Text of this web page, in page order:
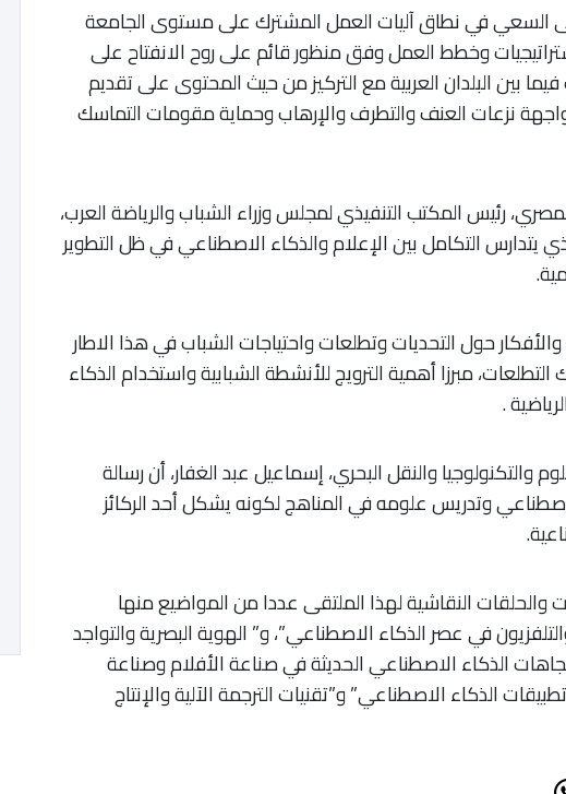
السعي في نطاق آليات العمل المشترك على مستوى الجامعة
وخطط العمل وفق منظور قائم على روح الانفتاح على
فيما بين البلدان العربية مع التركيز من حيث المحتوى على تقديم
نزعات العنف والتطرف والإرهاب وحماية مقومات التماسك
رئيس المكتب التنفيذي لمجلس وزراء الشباب والرياضة العرب،
يتدارس التكامل بين الإعلام والذكاء الاصطناعي في ظل التطوير
حول التحديات وتطلعات واحتياجات الشباب في هذا الاطار
التطلعات، مبرزا أهمية الترويج للأنشطة الشبابية واستخدام الذكاء
.
والتكنولوجيا والنقل البحري، إسماعيل عبد الغفار، أن رسالة
وتدريس علومه في المناهج لكونه يشكل أحد الركائز
والحلقات النقاشية لهذا الملتقى عددا من المواضيع منها
في عصر الذكاء الاصطناعي”، و” الهوية البصرية والتواجد
الذكاء الاصطناعي الحديثة في صناعة الأفلام وصناعة
الذكاء الاصطناعي” و”تقنيات الترجمة الآلية والإنتاج